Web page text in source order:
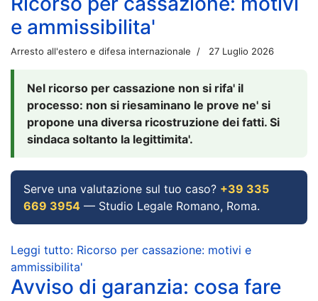
e ammissibilita'
Arresto all'estero e difesa internazionale 27 Luglio 2026
Nel ricorso per cassazione non si rifa' il
processo: non si riesaminano le prove ne' si
propone una diversa ricostruzione dei fatti. Si
sindaca soltanto la legittimita'.
Serve una valutazione sul tuo caso? +39 335
669 3954 — Studio Legale Romano, Roma.
Leggi tutto: Ricorso per cassazione: motivi e
ammissibilita'
Avviso di garanzia: cosa fare